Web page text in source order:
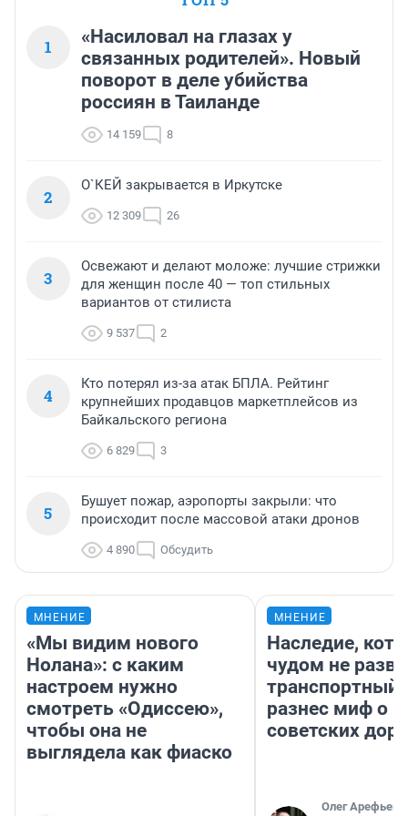
1
«Насиловал на глазах у
связанных родителей». Новый
поворот в деле убийства
россиян в Таиланде
14 159 8
2
О`КЕЙ закрывается в Иркутске
12 309 26
3
Освежают и делают моложе: лучшие стрижки
для женщин после 40 — топ стильных
вариантов от стилиста
9 537 2
4
Кто потерял из-за атак БПЛА. Рейтинг
крупнейших продавцов маркетплейсов из
Байкальского региона
6 829 3
5
Бушует пожар, аэропорты закрыли: что
происходит после массовой атаки дронов
4 890 Обсудить
МНЕНИЕ
«Мы видим нового
Нолана»: с каким
настроем нужно
смотреть «Одиссею»,
чтобы она не
выглядела как фиаско
МНЕНИЕ
Наследие,
чудом не
транспортный
разнес миф о
советских
Олег Арефьев